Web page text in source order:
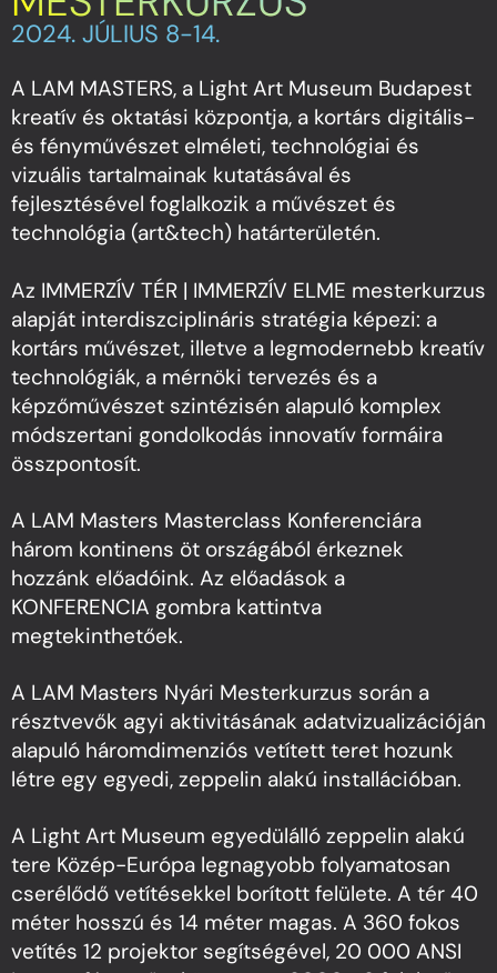
2024. JÚLIUS 8-14.
A LAM MASTERS, a Light Art Museum Budapest
kreatív és oktatási központja, a kortárs digitális-
és fényművészet elméleti, technológiai és
vizuális tartalmainak kutatásával és
fejlesztésével foglalkozik a művészet és
technológia (art&tech) határterületén.
Az IMMERZÍV TÉR | IMMERZÍV ELME mesterkurzus
alapját interdiszciplináris stratégia képezi: a
kortárs művészet, illetve a legmodernebb kreatív
technológiák, a mérnöki tervezés és a
képzőművészet szintézisén alapuló komplex
módszertani gondolkodás innovatív formáira
összpontosít.
A LAM Masters Masterclass Konferenciára
három kontinens öt országából érkeznek
hozzánk előadóink. Az előadások a
KONFERENCIA gombra kattintva
megtekinthetőek.
A LAM Masters Nyári Mesterkurzus során a
résztvevők agyi aktivitásának adatvizualizációján
alapuló háromdimenziós vetített teret hozunk
létre egy egyedi, zeppelin alakú installációban.
A Light Art Museum egyedülálló zeppelin alakú
tere Közép-Európa legnagyobb folyamatosan
cserélődő vetítésekkel borított felülete. A tér 40
méter hosszú és 14 méter magas. A 360 fokos
vetítés 12 projektor segítségével, 20 000 ANSI